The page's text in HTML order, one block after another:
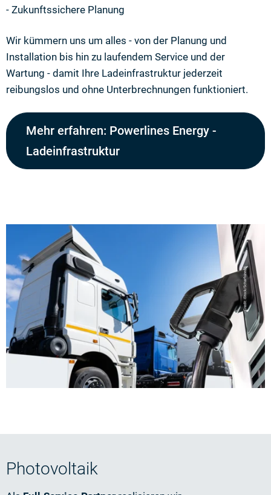
- Zukunftssichere Planung
Wir kümmern uns um alles - von der Planung und
Installation bis hin zu laufendem Service und der
Wartung - damit Ihre Ladeinfrastruktur jederzeit
reibungslos und ohne Unterbrechnungen funktioniert.
Mehr erfahren: Powerlines Energy -
Ladeinfrastruktur
Photovoltaik